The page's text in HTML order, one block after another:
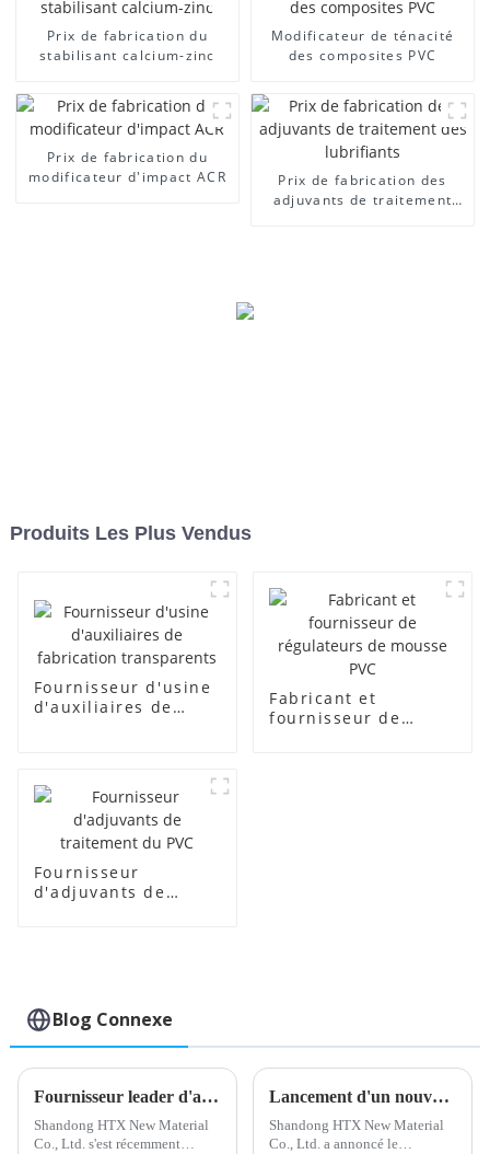
Prix ​​de fabrication du
stabilisant calcium-zinc
Modificateur de ténacité
des composites PVC
Prix ​​de fabrication du
modificateur d'impact ACR
Prix ​​de fabrication des
adjuvants de traitement
Produits Les Plus Vendus
Fournisseur d'usine
d'auxiliaires de
Fabricant et
fournisseur de
Fournisseur
d'adjuvants de
Blog Connexe
Fournisseur leader d'adjuvants de traitement du PVC
Shandong HTX New Material
Co., Ltd. s'est récemment
Lancement d'un nouveau stabilisant calcium-zinc pour une meilleure performance du produit
Shandong HTX New Material
Co., Ltd. a annoncé le